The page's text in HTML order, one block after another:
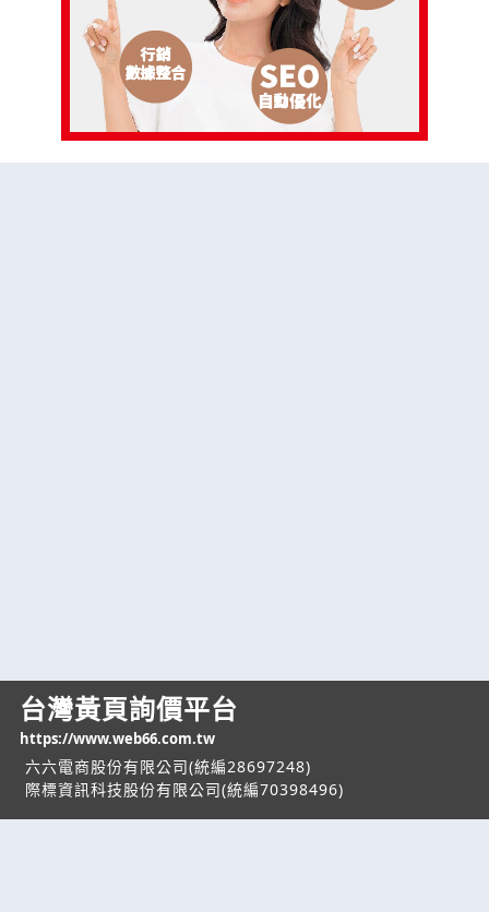
台灣黃頁詢價平台
https://www.web66.com.tw
六六電商股份有限公司(統編28697248)
際標資訊科技股份有限公司(統編70398496)